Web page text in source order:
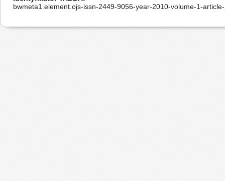
bwmeta1.element.ojs-issn-2449-9056-year-2010-volume-1-